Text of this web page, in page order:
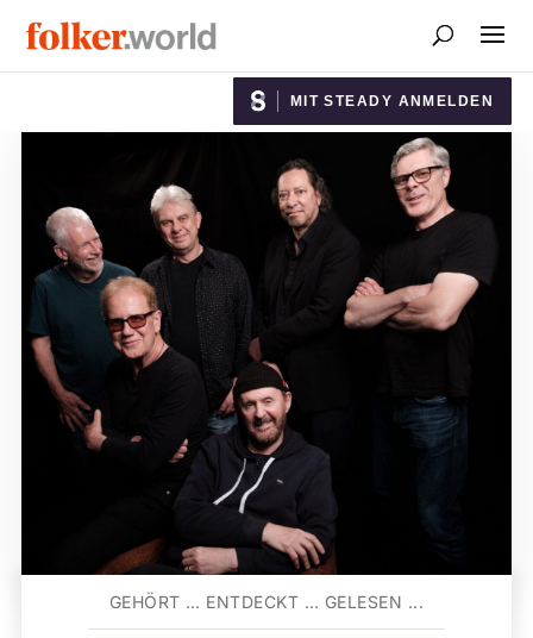
MIT STEADY ANMELDEN
GEHÖRT … ENTDECKT … GELESEN ...